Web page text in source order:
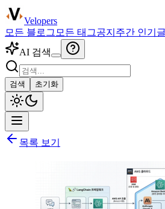
Velopers
모든 블로그 모든 태그공지 주간 인기글
AI 검색
검색 초기화
목록 보기